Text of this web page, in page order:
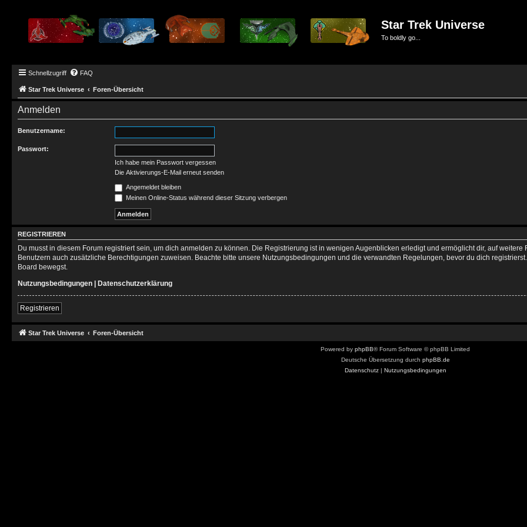
Star Trek Universe
To boldly go...
Schnellzugriff FAQ
Star Trek Universe Foren-Übersicht
Anmelden
Benutzername:
Passwort:
Ich habe mein Passwort vergessen
Die Aktivierungs-E-Mail erneut senden
Angemeldet bleiben
Meinen Online-Status während dieser Sitzung verbergen
REGISTRIEREN
Du musst in diesem Forum registriert sein, um dich anmelden zu können. Die Registrierung ist in wenigen Augenblicken erledigt und ermöglicht dir, auf
Benutzern auch zusätzliche Berechtigungen zuweisen. Beachte bitte unsere Nutzungsbedingungen und die verwandten Regelungen, bevor du dich
Board bewegst.
Nutzungsbedingungen | Datenschutzerklärung
Registrieren
Star Trek Universe Foren-Übersicht
Powered by phpBB® Forum Software © phpBB Limited
Deutsche Übersetzung durch phpBB.de
Datenschutz| Nutzungsbedingungen